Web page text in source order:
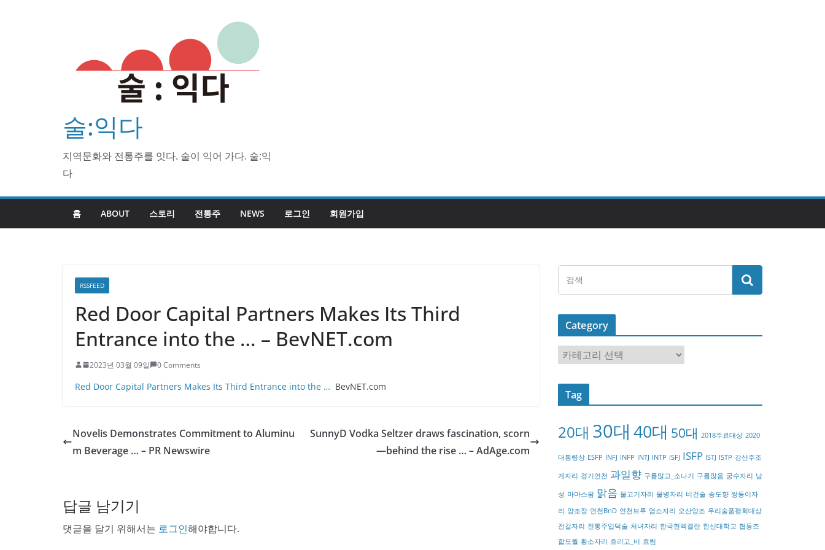
술:익다
지역문화와 전통주를 잇다. 술이 익어 가다. 술:익
다
홈 ABOUT 스토리 전통주 NEWS 로그인 회원가입
RSSFEED
Red Door Capital Partners Makes Its Third
Entrance into the … – BevNET.com
2023년 03월 09일 0 Comments
Red Door Capital Partners Makes Its Third Entrance into the … BevNET.com
Novelis Demonstrates Commitment to Aluminu
m Beverage … – PR Newswire
SunnyD Vodka Seltzer draws fascination, scorn
—behind the rise … – AdAge.com
답글 남기기
댓글을 달기 위해서는 로그인해야합니다.
Category
a
t
o
y
Tag
20대 30대 40대 50대 2018주료대상 2020
대통령상 ESFP INFJ INFP INTJ INTP ISFJ ISFP ISTJ ISTP 강산주조
게자리 경기연천 과일향 구름많고_소나기 구름많음 궁수자리 남
성 마마스팜 맑음 물고기자리 물병자리 비건술 송도향 쌍둥이자
리 양조장 연천BnD 연천브루 염소자리 오산양조 우리술품평회대상
전갈자리 전통주입덕술 처녀자리 한국현멕켈란 한신대학교 협동조
합모월 황소자리 흐리고_비 흐림